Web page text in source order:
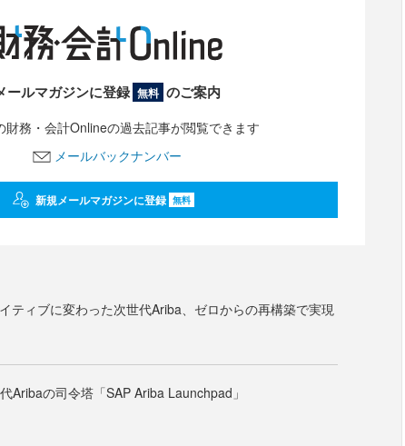
ールマガジンに登録 無料 のご案内
財務・会計Onlineの過去記事が閲覧できます
メールバックナンバー
新規メールマガジンに登録 無料
ティブに変わった次世代Ariba、ゼロからの再構築で実現
Aribaの司令塔「SAP Ariba Launchpad」